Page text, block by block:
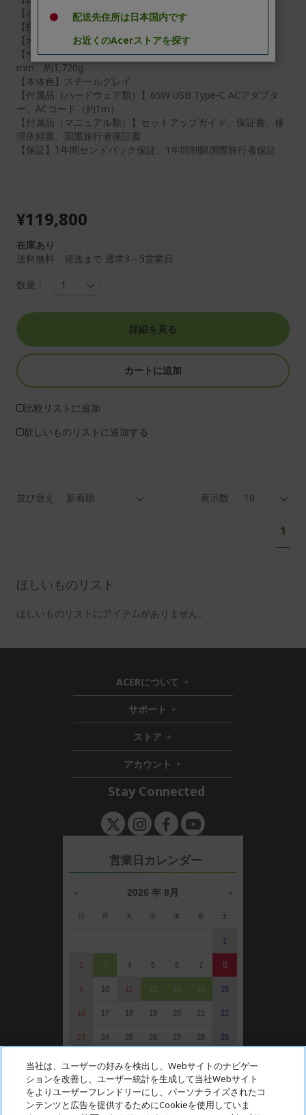
【バッテリー駆動時間】約10時間
【指紋認証】非搭載
【オフィス】非搭載
【寸法・質量】約19.90（H）×362.90（W）×237.50（D）
mm、約1,720g
【本体色】スチールグレイ
【付属品（ハードウェア類）】65W USB Type-C ACアダプタ
ー、ACコード（約1m）
【付属品（マニュアル類）】セットアップガイド、保証書、修
理依頼書、国際旅行者保証書
【保証】1年間センドバック保証、1年間制限国際旅行者保証
¥119,800
在庫あり
送料無料 発送まで 通常3～5営業日
数量：
詳細を見る
カートに追加
比較リストに追加
欲しいものリストに追加する
並び替え
表示数
ジ
あ
な
ー
1
ほしいものリスト
ほしいものリストにアイテムがありません。
ACERについて h
i
d
n
サポート
h
i
d
d
e
n
ストア h
i
d
d
e
アカウント
h
i
d
e
n
Stay Connected
営業日カレンダー
＞
＜ 2026 年 8月
日 月 火 水 木 金 土
1
2 3 4 5 6 7 8
9 10 11 12 13 14 15
16 17 18 19 20 21 22
23 24 25 26 27 28 29
30 31
: 定休日（受注可）
: 受注・お問い合わせのみ
当社は、ユーザーの好みを検出し、Webサイトのナビゲー
ションを改善し、ユーザー統計を生成して当社Webサイト
をよりユーザーフレンドリーにし、パーソナライズされたコ
ンテンツと広告を提供するためにCookieを使用していま
配送先住所は日本国内です
お近くのAcerストアを探す